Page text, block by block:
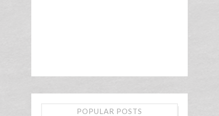
POPULAR POSTS